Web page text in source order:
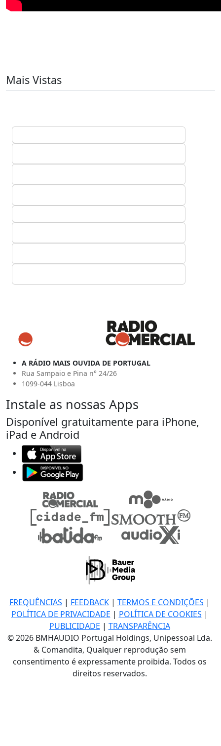
Mais Vistas
A RÁDIO MAIS OUVIDA DE PORTUGAL
Rua Sampaio e Pina n° 24/26
1099-044 Lisboa
Instale as nossas Apps
Disponível gratuitamente para iPhone,
iPad e Android
FREQUÊNCIAS | FEEDBACK| TERMOS E CONDIÇÕES |
POLÍTICA DE PRIVACIDADE | POLÍTICA DE COOKIES |
PUBLICIDADE | TRANSPARÊNCIA
© 2026 BMHAUDIO Portugal Holdings, Unipessoal Lda.
& Comandita, Qualquer reprodução sem
consentimento é expressamente proibida. Todos os
direitos reservados.